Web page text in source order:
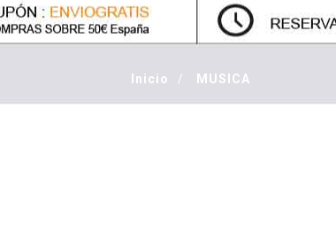
MI CUENTA: 0 €
Inicio / MUSICA